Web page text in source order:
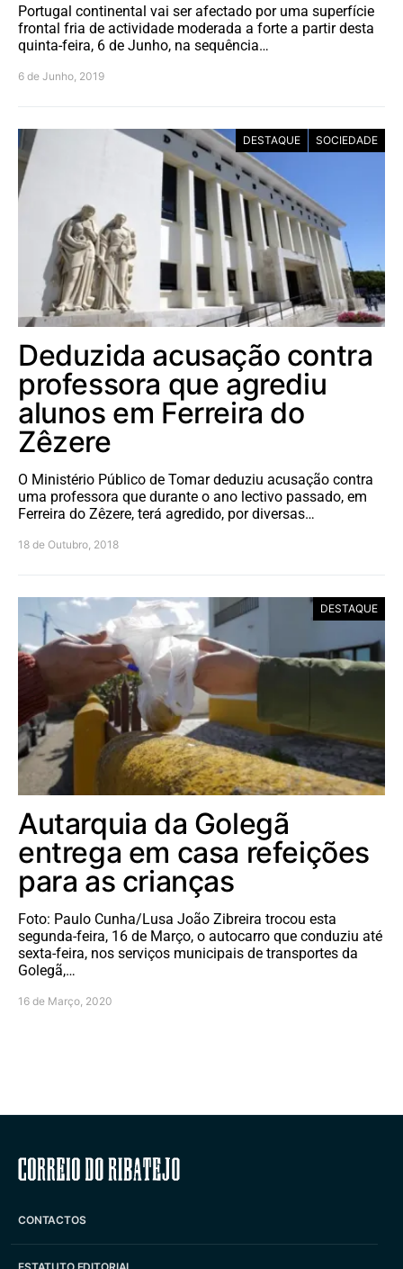
Portugal continental vai ser afectado por uma superfície
frontal fria de actividade moderada a forte a partir desta
quinta-feira, 6 de Junho, na sequência…
6 de Junho, 2019
DESTAQUE SOCIEDADE
Deduzida acusação contra
professora que agrediu
alunos em Ferreira do
Zêzere
O Ministério Público de Tomar deduziu acusação contra
uma professora que durante o ano lectivo passado, em
Ferreira do Zêzere, terá agredido, por diversas…
18 de Outubro, 2018
DESTAQUE
Autarquia da Golegã
entrega em casa refeições
para as crianças
Foto: Paulo Cunha/Lusa João Zibreira trocou esta
segunda-feira, 16 de Março, o autocarro que conduziu até
sexta-feira, nos serviços municipais de transportes da
Golegã,…
16 de Março, 2020
Correio do Ribatejo
CONTACTOS